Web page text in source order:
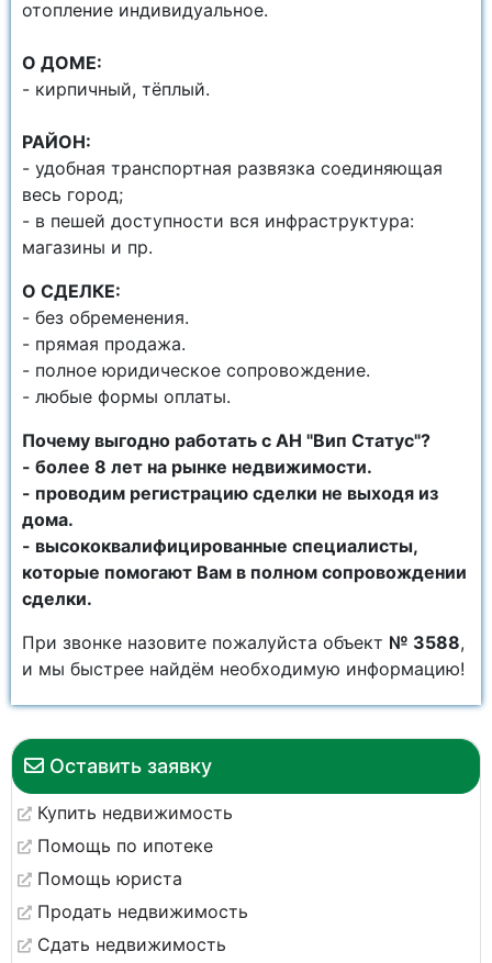
Оставить заявку
Купить недвижимость
Помощь по ипотеке
Помощь юриста
Продать недвижимость
Сдать недвижимость
отопление индивидуальное.
О ДОМЕ:
- кирпичный, тёплый.
РАЙОН:
- удобная транспортная развязка соединяющая
весь город;
- в пешей доступности вся инфраструктура:
магазины и пр.
О СДЕЛКЕ:
- без обременения.
- прямая продажа.
- полное юридическое сопровождение.
- любые формы оплаты.
Почему выгодно работать с АН "Вип Статус"?
- более 8 лет на рынке недвижимости.
- проводим регистрацию сделки не выходя из
дома.
- высококвалифицированные специалисты,
которые помогают Вам в полном сопровождении
сделки.
При звонке назовите пожалуйста объект № 3588,
и мы быстрее найдём необходимую информацию!